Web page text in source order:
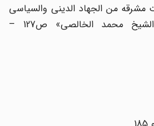
من الجهاد الدینی والسیاسی
لعلماء العراق – الامام الشیخ محمد الخالصی» ص127 –